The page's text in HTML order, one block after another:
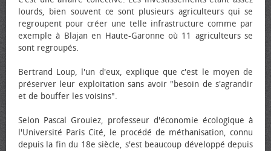
lourds, bien souvent ce sont plusieurs agriculteurs qui se
regroupent pour créer une telle infrastructure comme par
exemple à Blajan en Haute-Garonne où 11 agriculteurs se
sont regroupés.
Bertrand Loup, l'un d'eux, explique que c'est le moyen de
préserver leur exploitation sans avoir "besoin de s'agrandir
et de bouffer les voisins".
Selon Pascal Grouiez, professeur d'économie écologique à
l'Université Paris Cité, le procédé de méthanisation, connu
depuis la fin du 18e siècle, s'est beaucoup développé depuis